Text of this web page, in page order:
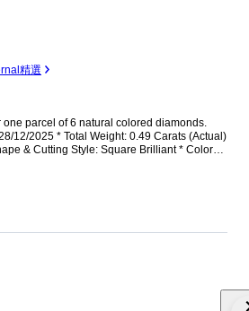
精選
one parcel of 6 natural colored diamonds.
12/2025 * Total Weight: 0.49 Carats (Actual)
& Cutting Style: Square Brilliant * Color